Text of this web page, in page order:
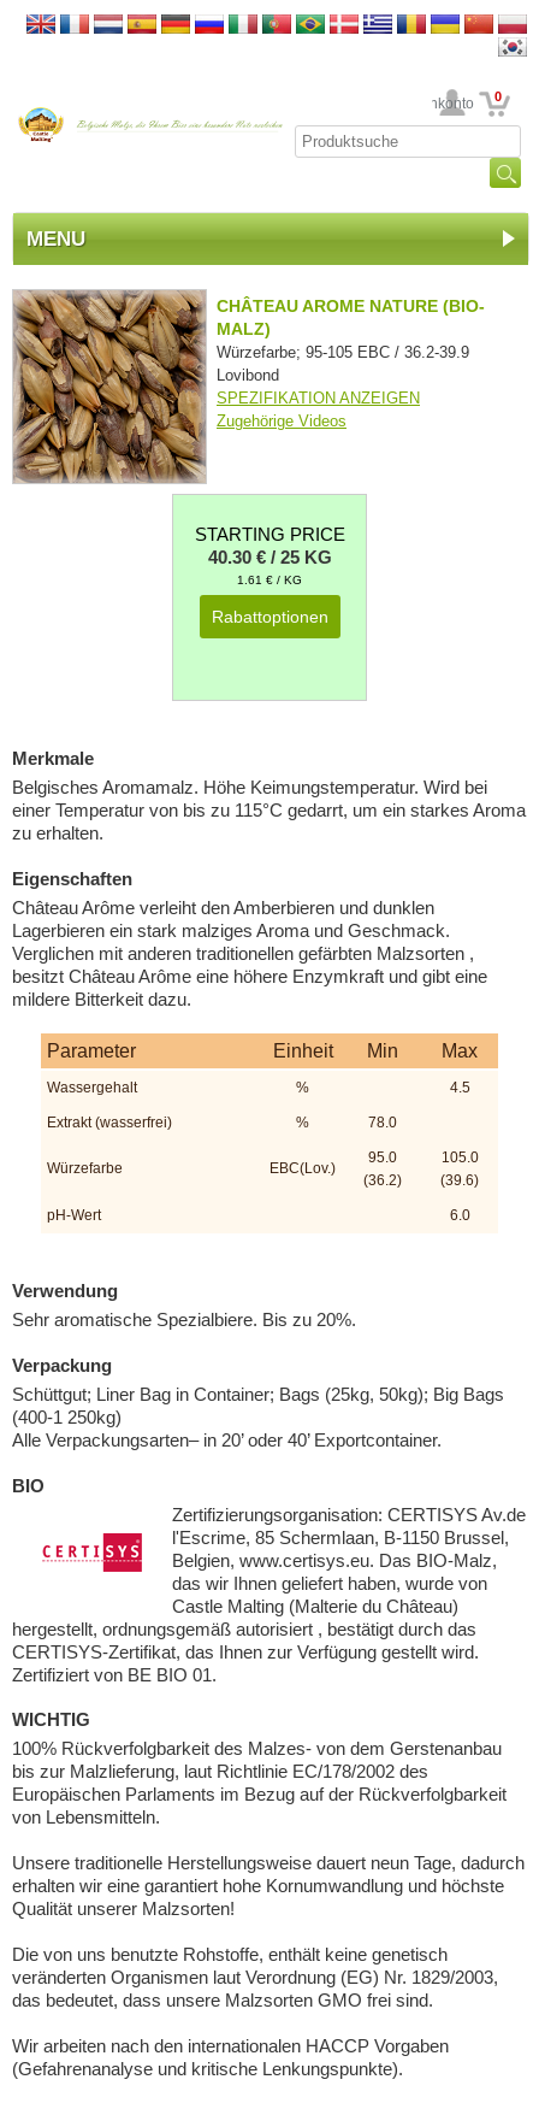
Ihr Kundenkonto 0
MENU
CHÂTEAU AROME NATURE (BIO-
MALZ)
Würzefarbe; 95-105 EBC / 36.2-39.9
Lovibond
SPEZIFIKATION ANZEIGEN
Zugehörige Videos
STARTING PRICE
40.30 € / 25 KG
1.61 € / KG
Rabattoptionen
Merkmale
Belgisches Aromamalz. Höhe Keimungstemperatur. Wird bei
einer Temperatur von bis zu 115°C gedarrt, um ein starkes Aroma
zu erhalten.
Eigenschaften
Château Arôme verleiht den Amberbieren und dunklen
Lagerbieren ein stark malziges Aroma und Geschmack.
Verglichen mit anderen traditionellen gefärbten Malzsorten ,
besitzt Château Arôme eine höhere Enzymkraft und gibt eine
mildere Bitterkeit dazu.
Parameter Einheit Min Max
Wassergehalt % 4.5
Extrakt (wasserfrei) % 78.0
Würzefarbe EBC(Lov.)
95.0
(36.2)
105.0
(39.6)
pH-Wert 6.0
Verwendung
Sehr aromatische Spezialbiere. Bis zu 20%.
Verpackung
Schüttgut; Liner Bag in Container; Bags (25kg, 50kg); Big Bags
(400-1 250kg)
Alle Verpackungsarten– in 20’ oder 40’ Exportcontainer.
BIO
Zertifizierungsorganisation: CERTISYS Av.de
l'Escrime, 85 Schermlaan, B-1150 Brussel,
Belgien, www.certisys.eu. Das BIO-Malz,
das wir Ihnen geliefert haben, wurde von
Castle Malting (Malterie du Château)
hergestellt, ordnungsgemäß autorisiert , bestätigt durch das
CERTISYS-Zertifikat, das Ihnen zur Verfügung gestellt wird.
Zertifiziert von BE BIO 01.
WICHTIG
100% Rückverfolgbarkeit des Malzes- von dem Gerstenanbau
bis zur Malzlieferung, laut Richtlinie EC/178/2002 des
Europäischen Parlaments im Bezug auf der Rückverfolgbarkeit
von Lebensmitteln.
Unsere traditionelle Herstellungsweise dauert neun Tage, dadurch
erhalten wir eine garantiert hohe Kornumwandlung und höchste
Qualität unserer Malzsorten!
Die von uns benutzte Rohstoffe, enthält keine genetisch
veränderten Organismen laut Verordnung (EG) Nr. 1829/2003,
das bedeutet, dass unsere Malzsorten GMO frei sind.
Wir arbeiten nach den internationalen HACCP Vorgaben
(Gefahrenanalyse und kritische Lenkungspunkte).